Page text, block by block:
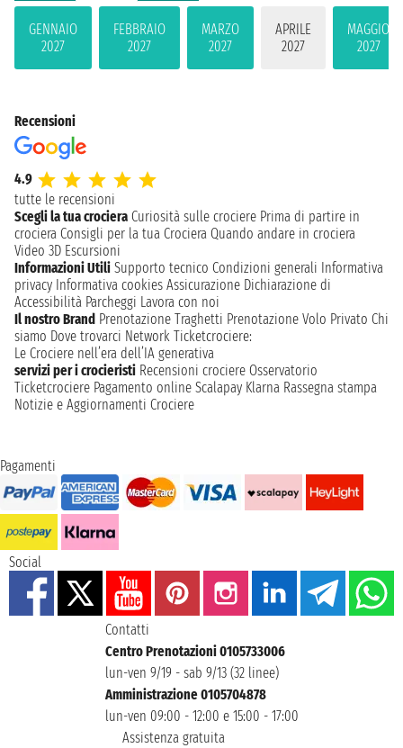
GENNAIO
2027
FEBBRAIO
2027
MARZO
2027
APRILE
2027
MAGGIO
2027
Recensioni
4.9
tutte le recensioni
Scegli la tua crociera Curiosità sulle crociere Prima di partire in
crociera Consigli per la tua Crociera Quando andare in crociera
Video 3D Escursioni
Informazioni Utili Supporto tecnico Condizioni generali Informativa
privacy Informativa cookies Assicurazione Dichiarazione di
Accessibilità Parcheggi Lavora con noi
Il nostro Brand Prenotazione Traghetti Prenotazione Volo Privato Chi
siamo Dove trovarci Network Ticketcrociere:
Le Crociere nell’era dell’IA generativa
servizi per i crocieristi Recensioni crociere Osservatorio
Ticketcrociere Pagamento online Scalapay Klarna Rassegna stampa
Notizie e Aggiornamenti Crociere
Pagamenti
Social
Contatti
Centro Prenotazioni 0105733006
lun-ven 9/19 - sab 9/13 (32 linee)
Amministrazione 0105704878
lun-ven 09:00 - 12:00 e 15:00 - 17:00
Assistenza gratuita